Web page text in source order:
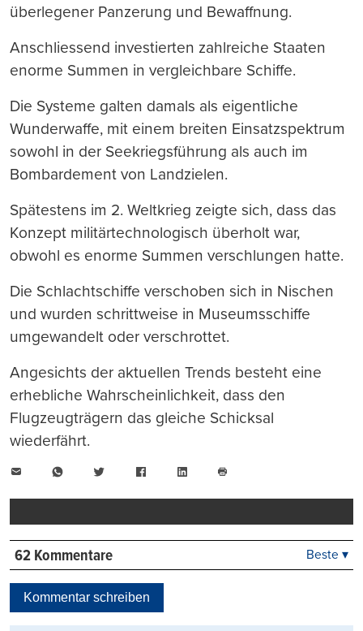
überlegener Panzerung und Bewaffnung.
Anschliessend investierten zahlreiche Staaten
enorme Summen in vergleichbare Schiffe.
Die Systeme galten damals als eigentliche
Wunderwaffe, mit einem breiten Einsatzspektrum
sowohl in der Seekriegsführung als auch im
Bombardement von Landzielen.
Spätestens im 2. Weltkrieg zeigte sich, dass das
Konzept militärtechnologisch überholt war,
obwohl es enorme Summen verschlungen hatte.
Die Schlachtschiffe verschoben sich in Nischen
und wurden schrittweise in Museumsschiffe
umgewandelt oder verschrottet.
Angesichts der aktuellen Trends besteht eine
erhebliche Wahrscheinlichkeit, dass den
Flugzeugträgern das gleiche Schicksal
wiederfährt.
WhatsAppTwitter FacebookLinkedIn
drucken
62 Kommentare
Kontrovers
Beste ▾
Kommentar schreiben